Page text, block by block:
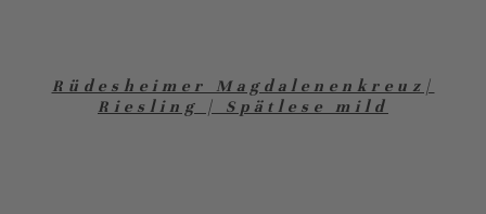
Rüdesheimer Magdalenenkreuz|
Riesling | Spätlese mild